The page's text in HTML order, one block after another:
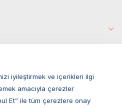
iyileştirmek ve içerikleri ilgi
amacıyla çerezler
Et” ile tüm çerezlere onay